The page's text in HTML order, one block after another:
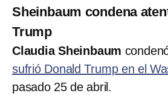
Sheinbaum condena
Trump
Claudia Sheinbaum
sufrió Donald Trump en el
pasado 25 de abril.